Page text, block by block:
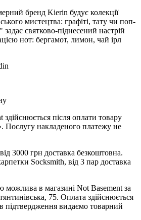
бренд Kierin будує колекції
мистецтва: графіті, тату чи поп-
святково-піднесений настрій
нот: бергамот, лимон, чай ірл
здійснюється після оплати товару
Послугу накладеного платежу не
3000 грн доставка безкоштовна.
Socksmith, від 3 пар доставка
можлива в магазині Not Basement за
75. Оплата здійснюється
підтвердження видаємо товарний